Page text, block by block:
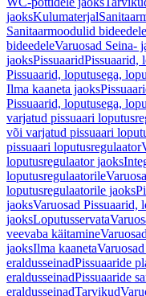
jaoksKulumaterjal
Sanitaarmoodulid
bideedeleVaruosad Seina-
jaoksPissuaaridPissuaarid,
Pissuaarid, loputusega,
Ilma kaaneta jaoks
Pissuaarid, loputusega,
varjatud pissuaari
või varjatud pissuaari
pissuaari loputusregulaator
loputusregulaator jaoks
loputusregulaatorile
loputusregulaatorile jaoks
jaoksVaruosad Pissuaarid,
jaoksLoputusservata
veevaba käitamine
jaoksIlma kaaneta
eraldusseinadPissuaaride
eraldusseinadPissuaaride
eraldusseinadTarvikud